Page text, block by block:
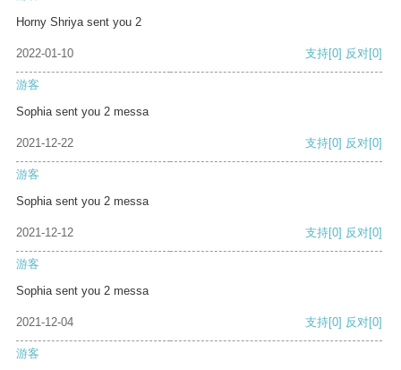
Horny Shriya sent you 2
2022-01-10 支持[0] 反对[0]
游客
Sophia sent you 2 messa
2021-12-22 支持[0] 反对[0]
游客
Sophia sent you 2 messa
2021-12-12 支持[0] 反对[0]
游客
Sophia sent you 2 messa
2021-12-04 支持[0] 反对[0]
游客